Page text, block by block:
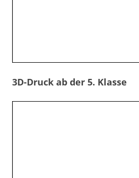
3D-Druck ab der 5. Klasse